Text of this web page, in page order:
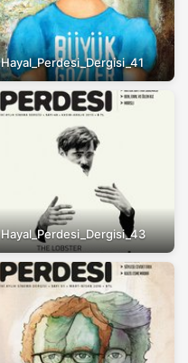
Hayal_Perdesi_Dergisi_41
Hayal_Perdesi_Dergisi_43